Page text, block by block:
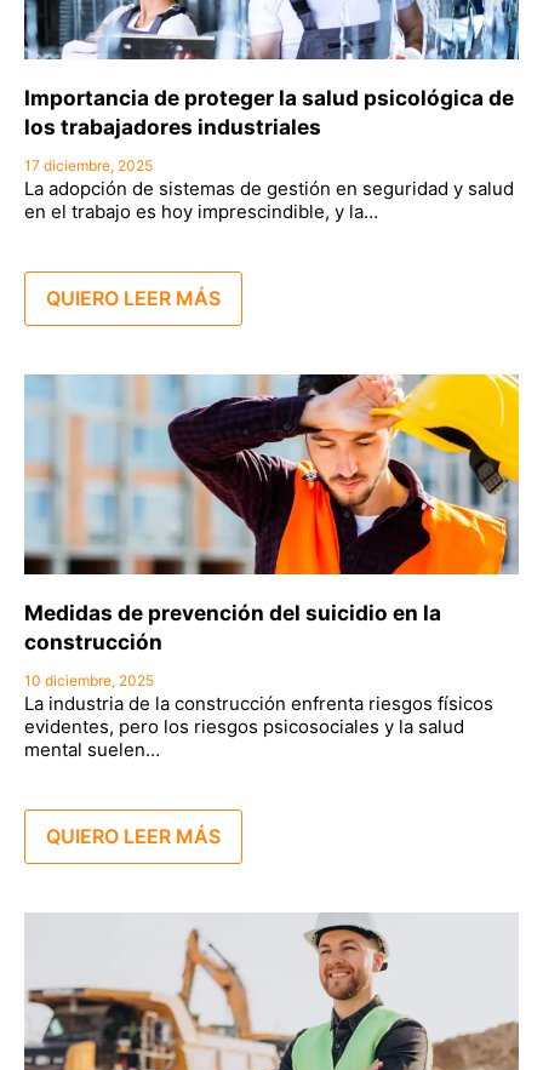
Importancia de proteger la salud psicológica de
los trabajadores industriales
17 diciembre, 2025
La adopción de sistemas de gestión en seguridad y salud
en el trabajo es hoy imprescindible, y la…
QUIERO LEER MÁS
Medidas de prevención del suicidio en la
construcción
10 diciembre, 2025
La industria de la construcción enfrenta riesgos físicos
evidentes, pero los riesgos psicosociales y la salud
mental suelen…
QUIERO LEER MÁS